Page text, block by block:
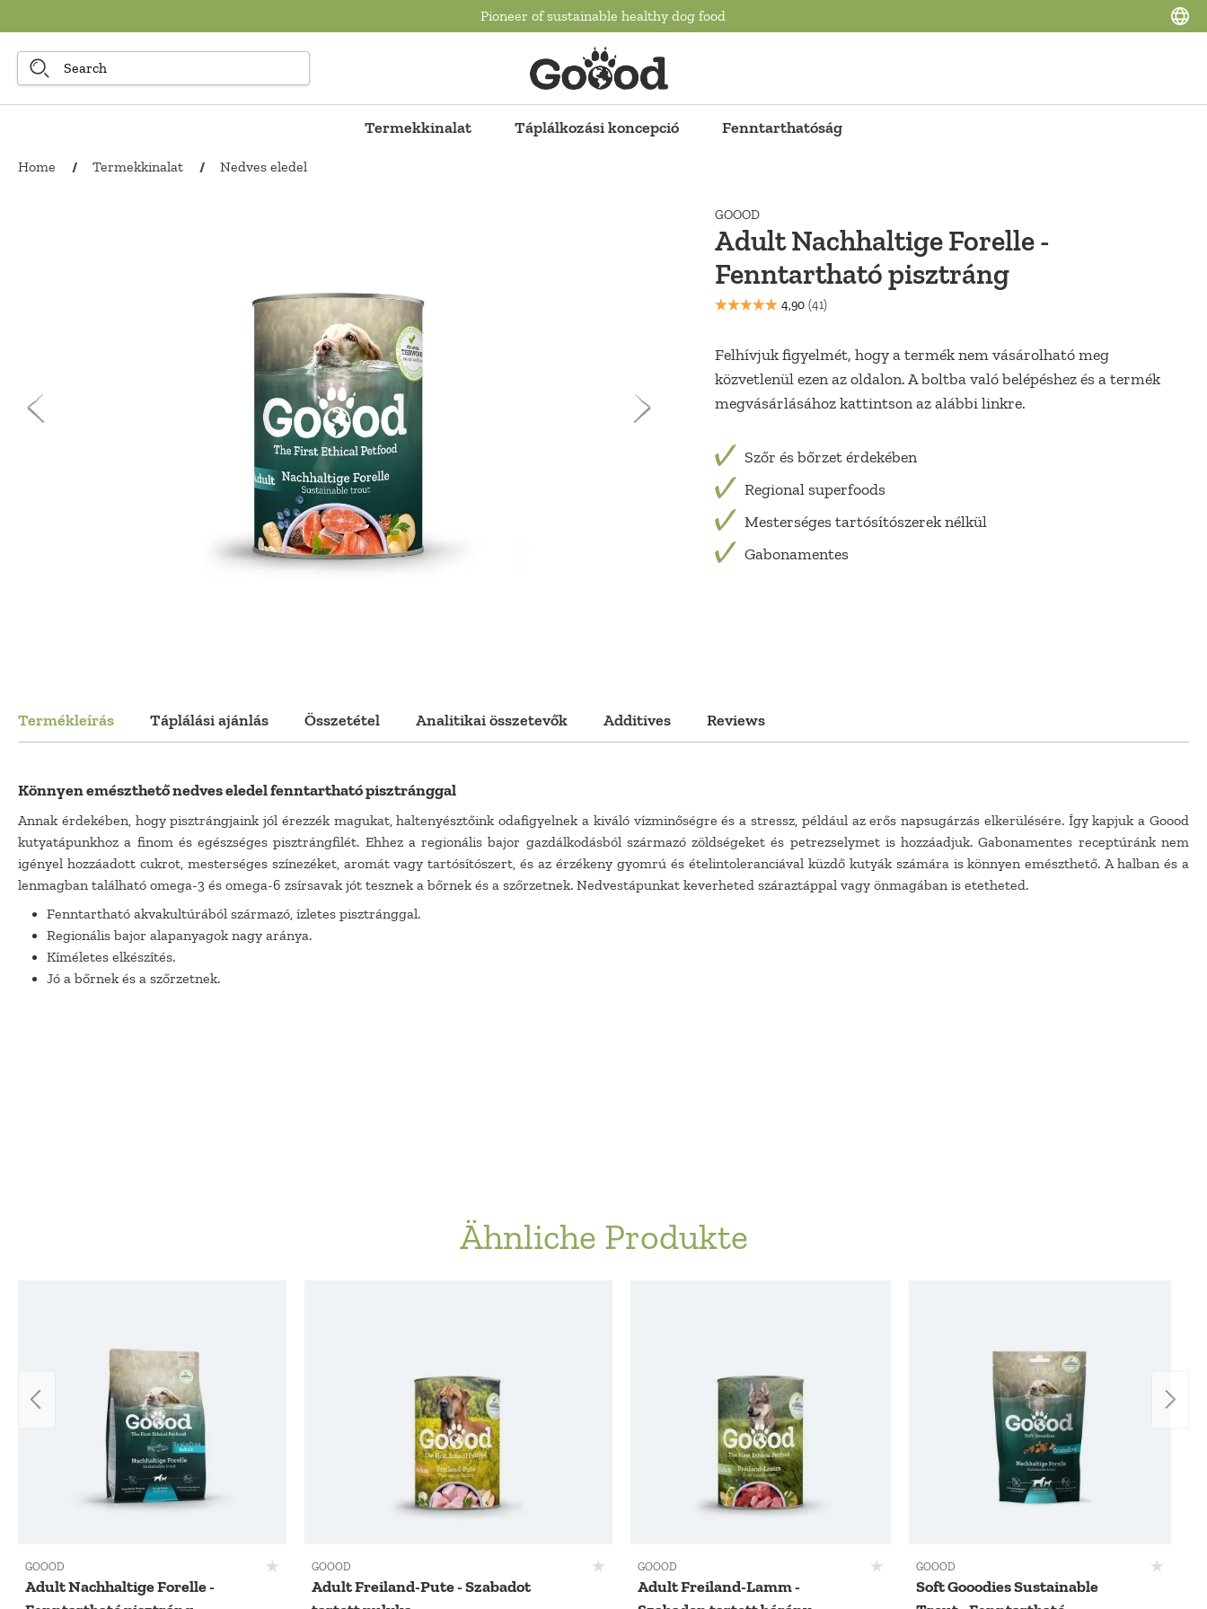
Pioneer of sustainable healthy dog food
Termekkinalat Táplálkozási koncepció Fenntarthatóság
Home / Termekkinalat / Nedves eledel
GOOOD
Adult Nachhaltige Forelle -
Fenntartható pisztráng
Felhívjuk figyelmét, hogy a termék nem vásárolható meg
közvetlenül ezen az oldalon. A boltba való belépéshez és a termék
megvásárlásához kattintson az alábbi linkre.
Szőr és bőrzet érdekében
Regional superfoods
Mesterséges tartósítószerek nélkül
Gabonamentes
Termékleírás Táplálási ajánlás Összetétel Analitikai összetevők Additives Reviews
Könnyen emészthető nedves eledel fenntartható pisztránggal
Annak érdekében, hogy pisztrángjaink jól érezzék magukat, haltenyésztőink odafigyelnek a kiváló vízminőségre és a stressz, például az erős napsugárzás elkerülésére. Így kapjuk a Goood
kutyatápunkhoz a finom és egészséges pisztrángfilét. Ehhez a regionális bajor gazdálkodásból származó zöldségeket és petrezselymet is hozzáadjuk. Gabonamentes receptúránk nem
igényel hozzáadott cukrot, mesterséges színezéket, aromát vagy tartósítószert, és az érzékeny gyomrú és ételintoleranciával küzdő kutyák számára is könnyen emészthető. A halban és a
lenmagban található omega-3 és omega-6 zsírsavak jót tesznek a bőrnek és a szőrzetnek. Nedvestápunkat keverheted száraztáppal vagy önmagában is etetheted.
Fenntartható akvakultúrából származó, ízletes pisztránggal.
Regionális bajor alapanyagok nagy aránya.
Kíméletes elkészítés.
Jó a bőrnek és a szőrzetnek.
Ähnliche Produkte
GOOOD
Adult Nachhaltige Forelle -
GOOOD
Adult Freiland-Pute - Szabadot
GOOOD
Adult Freiland-Lamm -
GOOOD
Soft Gooodies Sustainable